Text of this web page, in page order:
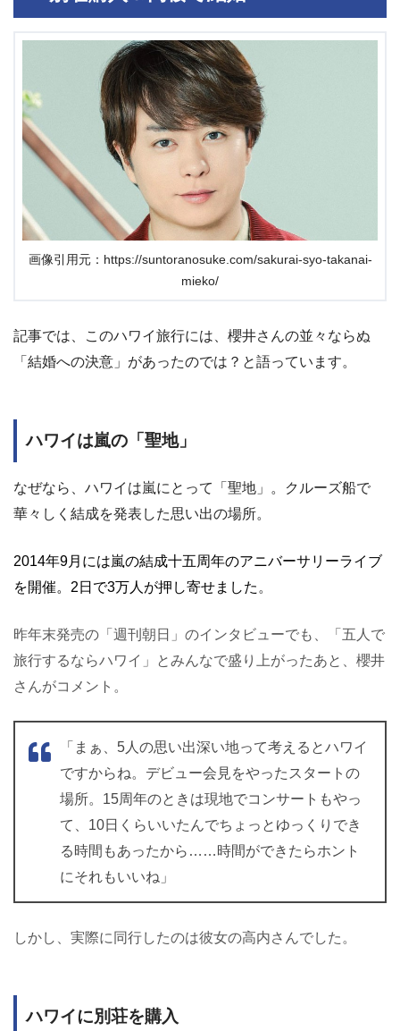
画像引用元：https://suntoranosuke.com/sakurai-syo-takanai-
mieko/
記事では、このハワイ旅行には、櫻井さんの並々ならぬ
「結婚への決意」があったのでは？と語っています。
ハワイは嵐の「聖地」
なぜなら、ハワイは嵐にとって「聖地」。クルーズ船で
華々しく結成を発表した思い出の場所。
2014年9月には嵐の結成十五周年のアニバーサリーライブ
を開催。2日で3万人が押し寄せました 。
昨年末発売の「週刊朝日」のインタビューでも、「五人で
旅行するならハワイ」とみんなで盛り上がったあと、櫻井
さんがコメント。
「まぁ、5人の思い出深い地って考えるとハワイ
ですからね。デビュー会見をやったスタートの
場所。15周年のときは現地でコンサートもやっ
て、10日くらいいたんでちょっとゆっくりでき
る時間もあったから……時間ができたらホント
にそれもいいね」
しかし、実際に同行したのは彼女の高内さんでした。
ハワイに別荘を購入